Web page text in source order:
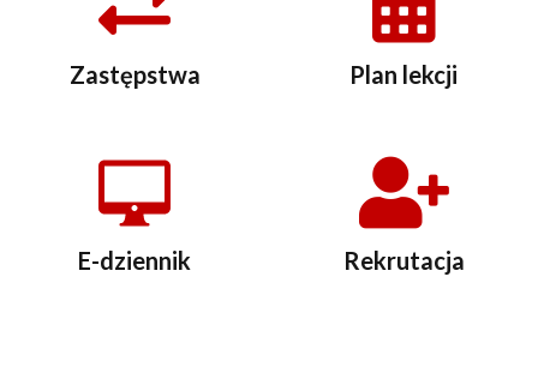
Zastępstwa Plan lekcji
E-dziennik Rekrutacja